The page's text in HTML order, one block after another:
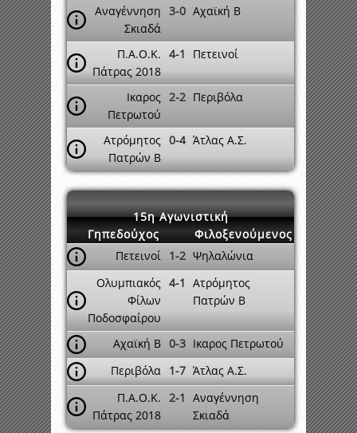
Αναγέννηση
Σκιαδά
3-0 Αχαϊκή Β
Π.Α.Ο.Κ.
Πάτρας 2018
4-1 Πετεινοί
Ικαρος
Πετρωτού
2-2 Περιβόλα
Ατρόμητος
Πατρών Β
0-4 Άτλας Α.Σ.
15η Αγωνιστική
Γηπεδούχος
Φιλοξενούμενος
Πετεινοί 1-2 Ψηλαλώνια
Ολυμπιακός
Φίλων
Ποδοσφαίρου
4-1 Ατρόμητος
Πατρών Β
Αχαϊκή Β 0-3 Ικαρος Πετρωτού
Περιβόλα 1-7 Άτλας Α.Σ.
Π.Α.Ο.Κ.
Πάτρας 2018
2-1 Αναγέννηση
Σκιαδά